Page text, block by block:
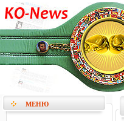
МЕНЮ